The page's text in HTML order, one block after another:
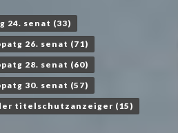
24. senat (33)
26. senat (71)
28. senat (60)
30. senat (57)
titelschutzanzeiger (15)